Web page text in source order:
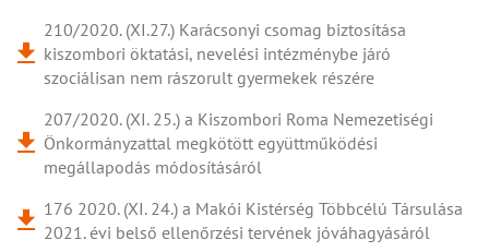
210/2020. (XI.27.) Karácsonyi csomag biztosítása
kiszombori öktatási, nevelési intézménybe járó
szociálisan nem rászorult gyermekek részére
207/2020. (XI. 25.) a Kiszombori Roma Nemezetiségi
Önkormányzattal megkötött együttműködési
megállapodás módosításáról
176 2020. (XI. 24.) a Makói Kistérség Többcélú Társulása
2021. évi belső ellenőrzési tervének jóváhagyásáról